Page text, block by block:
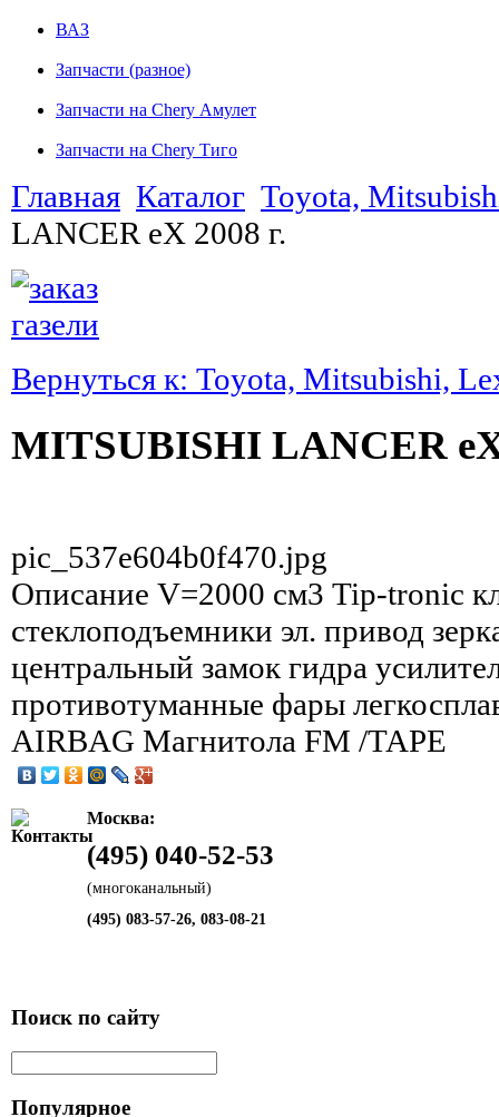
ВАЗ
Запчасти (разное)
Запчасти на Chery Амулет
Запчасти на Chery Тиго
Главная Каталог Toyota,
LANCER eX 2008 г.
Вернуться к: Toyota, Mitsubishi,
MITSUBISHI LANCER eX
pic_537e604b0f470.jpg
Описание V=2000 см3 Tip-tronic
стеклоподъемники эл. привод
центральный замок гидра
противотуманные фары
AIRBAG Магнитола FM /TAPE
Москва:
(495) 040-52-53
(многоканальный)
(495) 083-57-26, 083-08-21
Поиск по сайту
Популярное